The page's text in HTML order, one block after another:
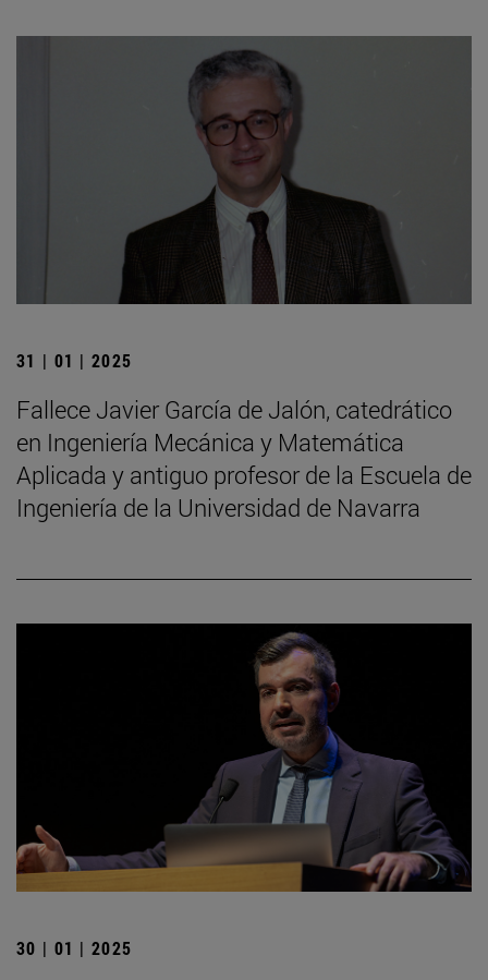
31 | 01 | 2025
Fallece Javier García de Jalón, catedrático
en Ingeniería Mecánica y Matemática
Aplicada y antiguo profesor de la Escuela de
Ingeniería de la Universidad de Navarra
30 | 01 | 2025